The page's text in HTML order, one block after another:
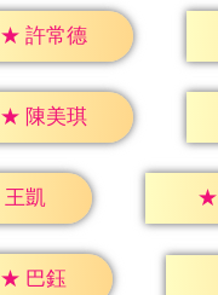
★ 許常德
★ 陳美琪
王凱 ★
★ 巴鈺